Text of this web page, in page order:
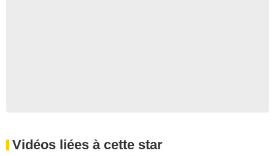
Vidéos liées à cette star